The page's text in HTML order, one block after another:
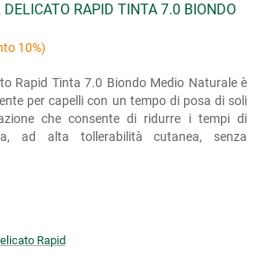
DELICATO RAPID TINTA 7.0 BIONDO
10%)
Rapid Tinta 7.0 Biondo Medio Naturale è
per capelli con un tempo di posa di soli
che consente di ridurre i tempi di
ad alta tollerabilità cutanea, senza
Rapid